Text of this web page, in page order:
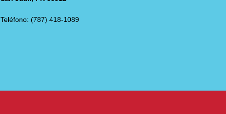
Teléfono: (787) 418-1089